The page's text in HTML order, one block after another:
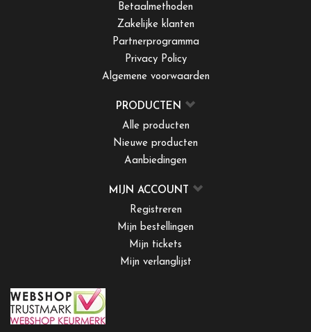
Betaalmethoden
Zakelijke klanten
Partnerprogramma
Privacy Policy
Algemene voorwaarden
PRODUCTEN
Alle producten
Nieuwe producten
Aanbiedingen
MIJN ACCOUNT
Registreren
Mijn bestellingen
Mijn tickets
Mijn verlanglijst